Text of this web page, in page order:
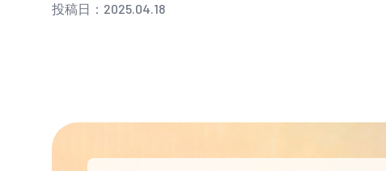
投稿日：2025.04.18